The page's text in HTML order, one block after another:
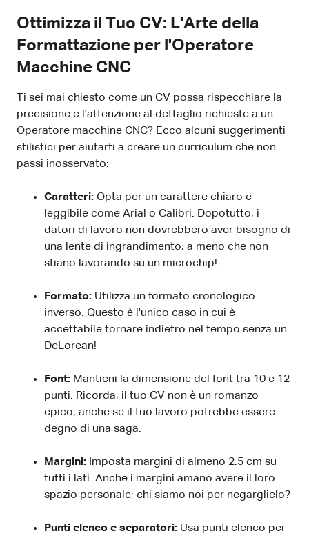
Ottimizza il Tuo CV: L'Arte della
Formattazione per l'Operatore
Macchine CNC
Ti sei mai chiesto come un CV possa rispecchiare la
precisione e l'attenzione al dettaglio richieste a un
Operatore macchine CNC? Ecco alcuni suggerimenti
stilistici per aiutarti a creare un curriculum che non
passi inosservato:
Caratteri: Opta per un carattere chiaro e
leggibile come Arial o Calibri. Dopotutto, i
datori di lavoro non dovrebbero aver bisogno di
una lente di ingrandimento, a meno che non
stiano lavorando su un microchip!
Formato: Utilizza un formato cronologico
inverso. Questo è l'unico caso in cui è
accettabile tornare indietro nel tempo senza un
DeLorean!
Font: Mantieni la dimensione del font tra 10 e 12
punti. Ricorda, il tuo CV non è un romanzo
epico, anche se il tuo lavoro potrebbe essere
degno di una saga.
Margini: Imposta margini di almeno 2.5 cm su
tutti i lati. Anche i margini amano avere il loro
spazio personale; chi siamo noi per negarglielo?
Punti elenco e separatori: Usa punti elenco per